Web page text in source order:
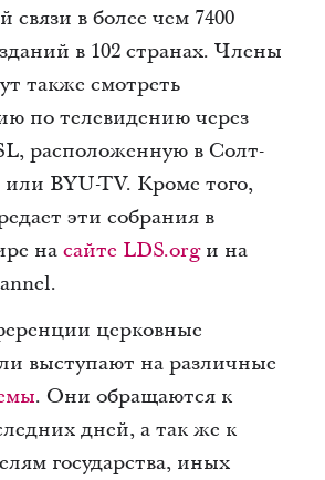
связи в более чем 7400
в 102 странах. Члены
также смотреть
по телевидению через
расположенную в Солт-
BYU-TV. Кроме того,
эти собрания в
на сайте LDS.orgи на
церковные
выступают на различные
. Они обращаются к
дней, а так же к
государства, иных